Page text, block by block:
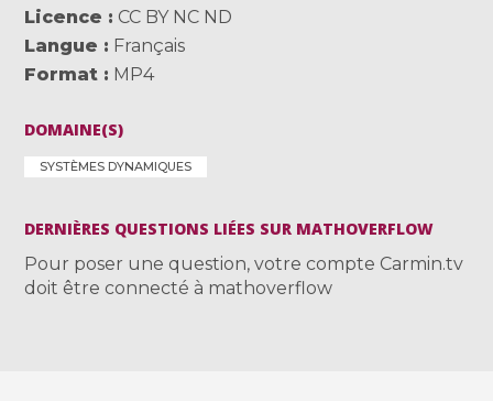
Licence
CC BY NC ND
Langue
Français
Format
MP4
DOMAINE(S)
SYSTÈMES DYNAMIQUES
DERNIÈRES QUESTIONS LIÉES SUR MATHOVERFLOW
Pour poser une question, votre compte Carmin.tv
doit être connecté à mathoverflow